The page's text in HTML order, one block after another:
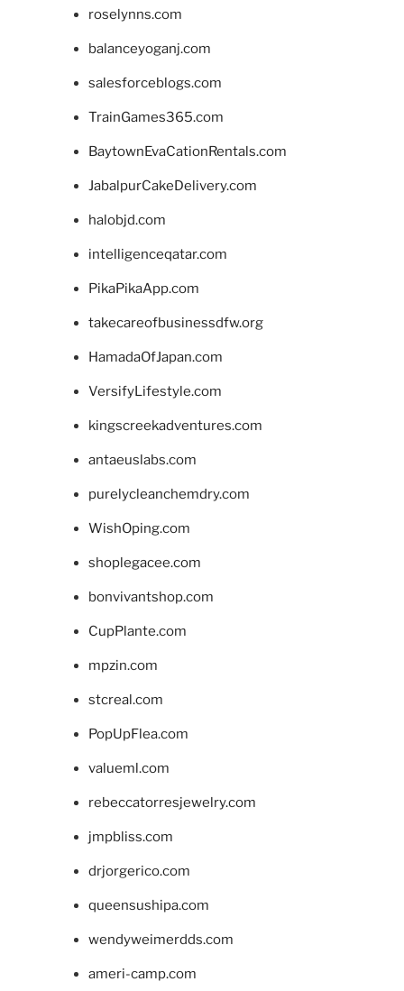
roselynns.com
balanceyoganj.com
salesforceblogs.com
TrainGames365.com
BaytownEvaCationRentals.com
JabalpurCakeDelivery.com
halobjd.com
intelligenceqatar.com
PikaPikaApp.com
takecareofbusinessdfw.org
HamadaOfJapan.com
VersifyLifestyle.com
kingscreekadventures.com
antaeuslabs.com
purelycleanchemdry.com
WishOping.com
shoplegacee.com
bonvivantshop.com
CupPlante.com
mpzin.com
stcreal.com
PopUpFlea.com
valueml.com
rebeccatorresjewelry.com
jmpbliss.com
drjorgerico.com
queensushipa.com
wendyweimerdds.com
ameri-camp.com